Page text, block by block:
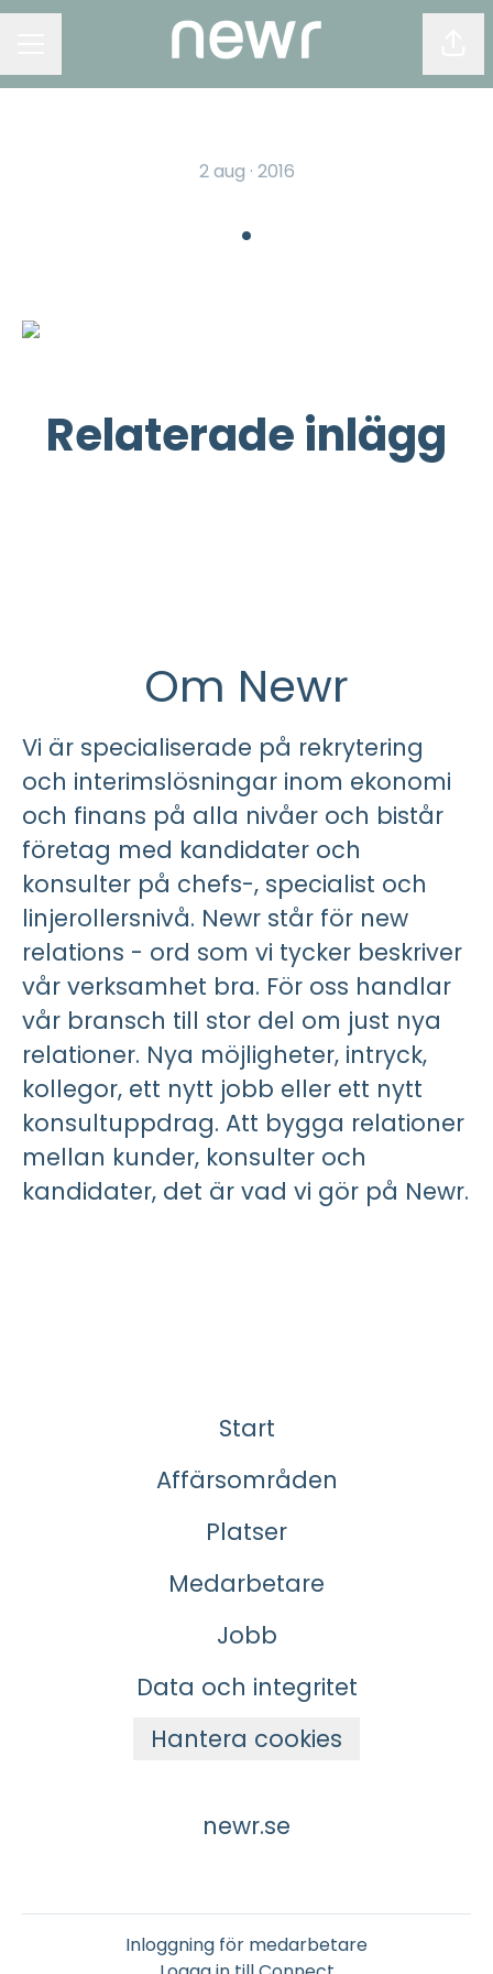
2 aug · 2016
.
Relaterade inlägg
Visa att ni är ett levande
Om Newr
Vi är specialiserade på rekrytering
och interimslösningar inom ekonomi
och finans på alla nivåer och bistår
företag med kandidater och
konsulter på chefs-, specialist och
linjerollersnivå. Newr står för new
relations - ord som vi tycker beskriver
vår verksamhet bra. För oss handlar
vår bransch till stor del om just nya
relationer. Nya möjligheter, intryck,
kollegor, ett nytt jobb eller ett nytt
konsultuppdrag. Att bygga relationer
mellan kunder, konsulter och
kandidater, det är vad vi gör på Newr.
Start
Affärsområden
Platser
Medarbetare
Jobb
Data och integritet
Hantera cookies
newr.se
Inloggning för medarbetare